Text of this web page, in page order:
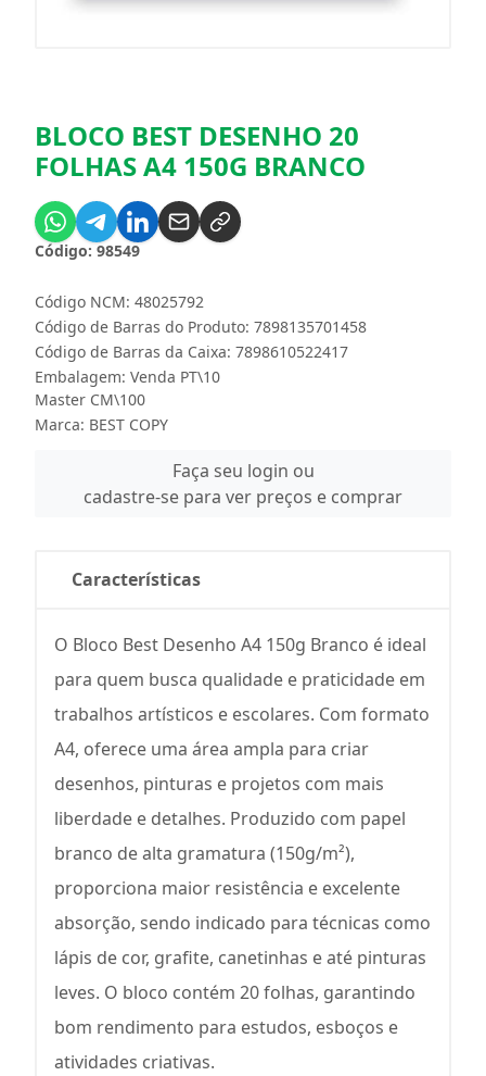
BLOCO BEST DESENHO 20
FOLHAS A4 150G BRANCO
Código: 98549
Código NCM: 48025792
Código de Barras do Produto: 7898135701458
Código de Barras da Caixa: 7898610522417
Embalagem: Venda PT\10
Master CM\100
Marca: BEST COPY
Faça seu login ou
cadastre-se para ver preços e comprar
Características
O Bloco Best Desenho A4 150g Branco é ideal
para quem busca qualidade e praticidade em
trabalhos artísticos e escolares. Com formato
A4, oferece uma área ampla para criar
desenhos, pinturas e projetos com mais
liberdade e detalhes. Produzido com papel
branco de alta gramatura (150g/m²),
proporciona maior resistência e excelente
absorção, sendo indicado para técnicas como
lápis de cor, grafite, canetinhas e até pinturas
leves. O bloco contém 20 folhas, garantindo
bom rendimento para estudos, esboços e
atividades criativas.